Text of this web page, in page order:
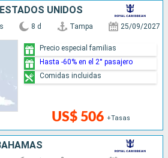
UNIDOS
8 d Tampa 25/09/2027
US$ 506 +Tasas
Precio especial familias
Hasta -60% en el 2° pasajero
Comidas incluidas